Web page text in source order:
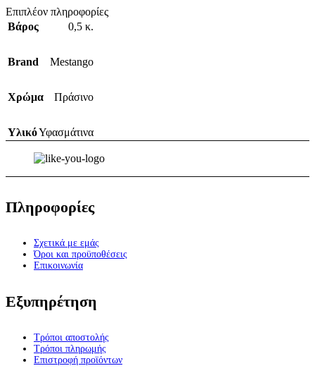
Επιπλέον πληροφορίες
Βάρος
0,5 κ.
Brand Mestango
Χρώμα Πράσινο
ΥλικόΥφασμάτινα
Πληροφορίες
Σχετικά με εμάς
Όροι και προϋποθέσεις
Επικοινωνία
Εξυπηρέτηση
Τρόποι αποστολής
Τρόποι πληρωμής
Επιστροφή προϊόντων